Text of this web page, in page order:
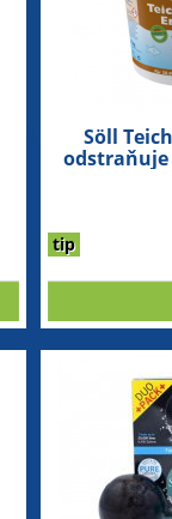
Söll
odstraňuje
tip